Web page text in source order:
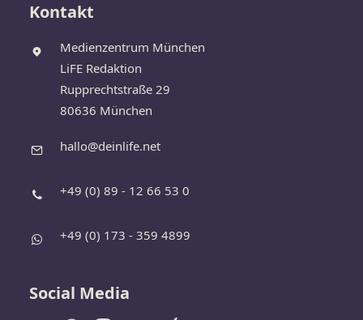
Kontakt
Medienzentrum München
LiFE Redaktion
Rupprechtstraße 29
80636 München
hallo@deinlife.net
+49 (0) 89 - 12 66 53 0
+49 (0) 173 - 359 4899
Social Media